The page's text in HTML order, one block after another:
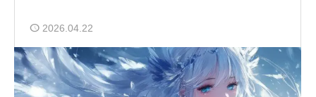
2026.04.22